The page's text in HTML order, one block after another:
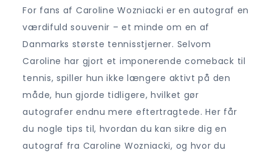
autograf
af
Caroline
Wozniacki
For fans af Caroline Wozniacki er en autograf en
værdifuld souvenir – et minde om en af
Danmarks største tennisstjerner. Selvom
Caroline har gjort et imponerende comeback til
tennis, spiller hun ikke længere aktivt på den
måde, hun gjorde tidligere, hvilket gør
autografer endnu mere eftertragtede. Her får
du nogle tips til, hvordan du kan sikre dig en
autograf fra Caroline Wozniacki, og hvor du